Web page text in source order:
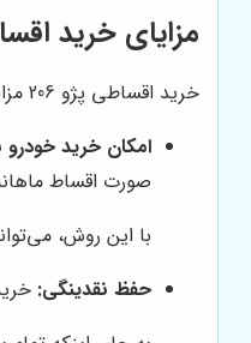
مزایای خرید
خرید اقساطی پژو 206 مزایای متعددی دارد که می‌تواند برای بسیاری از خریداران جذاب باشد. برخی از مهم‌ترین این مزایا عبارتند از:
امکان خرید
صورت اقساط
با این روش،
حفظ نقدینگی: